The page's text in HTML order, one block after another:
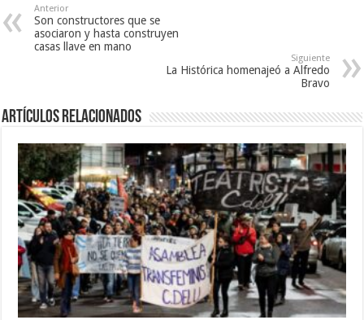
Anterior
Son constructores que se
asociaron y hasta construyen
casas llave en mano
Siguiente
La Histórica homenajeó a Alfredo
Bravo
Artículos Relacionados